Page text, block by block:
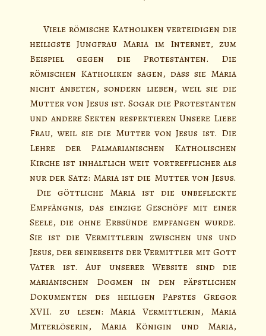
Viele römische Katholiken verteidigen die
heiligste Jungfrau Maria im Internet, zum
Beispiel gegen die Protestanten. Die
römischen Katholiken sagen, dass sie Maria
nicht anbeten, sondern lieben, weil sie die
Mutter von Jesus ist. Sogar die Protestanten
und andere Sekten respektieren Unsere Liebe
Frau, weil sie die Mutter von Jesus ist. Die
Lehre der Palmarianischen Katholischen
Kirche ist inhaltlich weit vortrefflicher als
nur der Satz: Maria ist die Mutter von Jesus.
Die göttliche Maria ist die unbefleckte
Empfängnis, das einzige Geschöpf mit einer
Seele, die ohne Erbsünde empfangen wurde.
Sie ist die Vermittlerin zwischen uns und
Jesus, der seinerseits der Vermittler mit Gott
Vater ist. Auf unserer Website sind die
marianischen Dogmen in den päpstlichen
Dokumenten des heiligen Papstes Gregor
XVII. zu lesen: Maria Vermittlerin, Maria
Miterlöserin, Maria Königin und Maria,